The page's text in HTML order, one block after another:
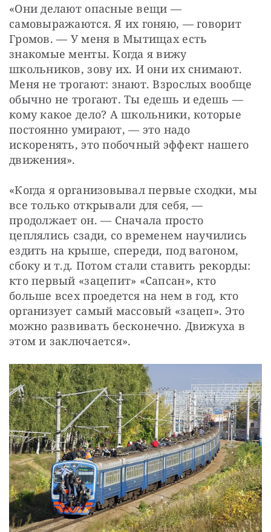
«Они делают опасные вещи — ​
самовыражаются. Я их гоняю, — ​говорит
Громов. — ​У меня в Мытищах есть
знакомые менты. Когда я вижу
школьников, зову их. И они их снимают.
Меня не трогают: знают. Взрослых вообще
обычно не трогают. Ты едешь и едешь — ​
кому какое дело? А школьники, которые
постоянно умирают, — ​это надо
искоренять, это побочный эффект нашего
движения».
«Когда я организовывал первые сходки, мы
все только открывали для себя, — ​
продолжает он. — ​Сначала просто
цеплялись сзади, со временем научились
ездить на крыше, спереди, под вагоном,
сбоку и т.д. Потом стали ставить рекорды:
кто первый «зацепит» «Сапсан», кто
больше всех проедется на нем в год, кто
организует самый массовый «зацеп». Это
можно развивать бесконечно. Движуха в
этом и заключается».